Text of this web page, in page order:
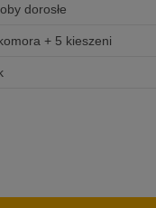
dorosłe
+ 5 kieszeni